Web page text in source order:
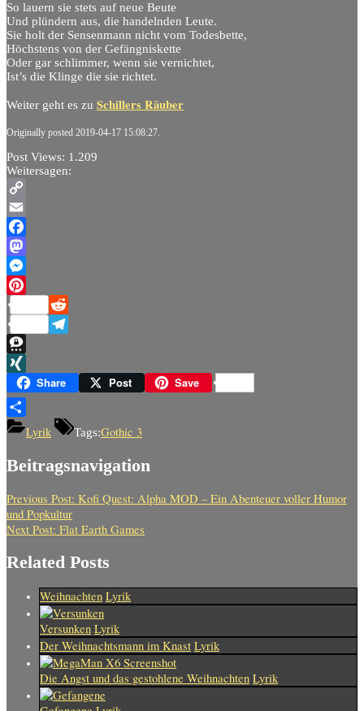
So lauern sie stets auf neue Beute
Und plündern aus, die handelnden Leute.
Sie holt der Sensenmann nicht vom Todesbette,
Höchstens von der Gefängniskette
Oder gar schlimmer, wenn sie vernichtet,
Ist’s die Klinge die sie richtet.
Weiter geht es zu Schillers Räuber
Originally posted 2019-04-17 15:08:27.
Post Views: 1.209
Weitersagen:
Copy
Link
Email
Facebook
Mastodon
Messenger
Pinterest
Reddit
Telegram
Threema
XINGShare Post Save
TeilenLyrik Tags:Gothic 3
Beitragsnavigation
Previous Post: Kofi Quest: Alpha MOD – Ein Abenteuer voller Humor
und Popkultur
Next Post: Flat Earth Games
Related Posts
Weihnachten Lyrik
Versunken Lyrik
Der Weihnachtsmann im Knast Lyrik
Die Angst und das gestohlene Weihnachten Lyrik